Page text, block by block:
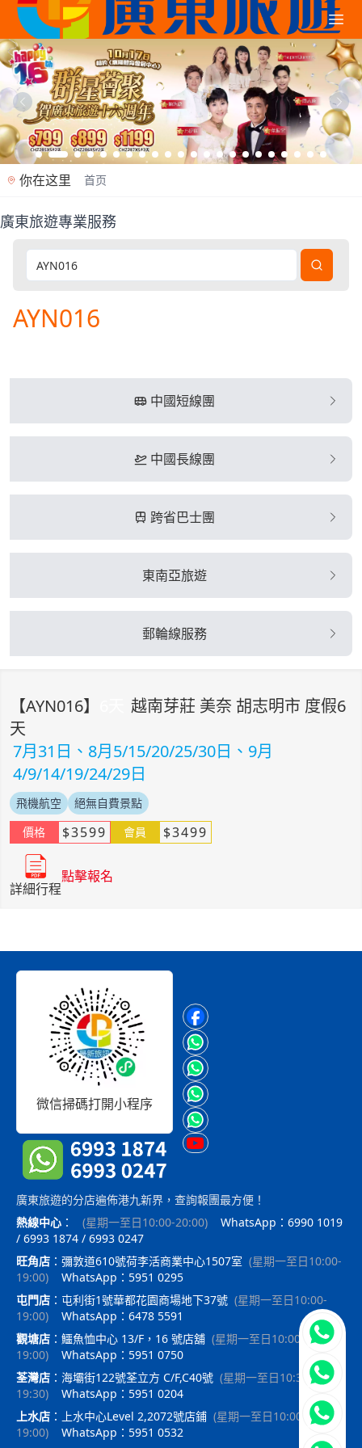
你在这里 首页
廣東旅遊專業服務
廣東旅遊是香港專業旅行社（牌照353362），2012年重塑品
AYN016
中國短線團
中國長線團
跨省巴士團
東南亞旅遊
郵輪線服務
【AYN016】
越南芽莊 美奈 胡志明市 度假6
天
7月31日、8月5/15/20/25/30日、9月
4/9/14/19/24/29日
飛機航空
絕無自費景點
價格
$3599 會員 $3499
詳細行程
點擊報名
微信掃碼打開小程序
廣東旅遊的分店遍佈港九新界，查詢報團最方便！
熱線中心 ： (星期一至日10:00-20:00)
WhatsApp：6990 1019
/ 6993 1874 / 6993 0247
旺角店 ： 彌敦道610號荷李活商業中心1507室 (星期一至日10:00-
19:00)
WhatsApp：5951 0295
屯門店 ： 屯利街1號華都花園商場地下37號 (星期一至日10:00-
19:00)
WhatsApp：6478 5591
觀塘店 ： 鱷魚恤中心 13/F，16 號店舖 (星期一至日10:00-
19:00)
WhatsApp：5951 0750
荃灣店 ： 海壩街122號荃立方 C/F,C40號 (星期一至日10:30-
19:30)
WhatsApp：5951 0204
上水店 ： 上水中心Level 2,2072號店鋪 (星期一至日10:00-
19:00)
WhatsApp：5951 0532
立即